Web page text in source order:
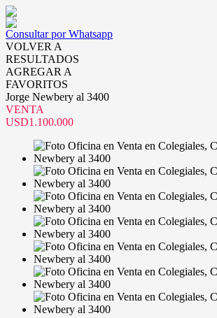
Consultar por Whatsapp
VOLVER A
RESULTADOS
AGREGAR A
FAVORITOS
Jorge Newbery al 3400
VENTA
USD1.100.000